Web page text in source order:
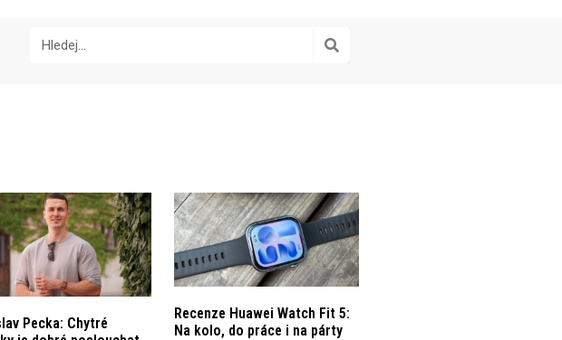
Pecka: Chytré
Recenze Huawei Watch Fit 5:
Na kolo, do práce i na párty